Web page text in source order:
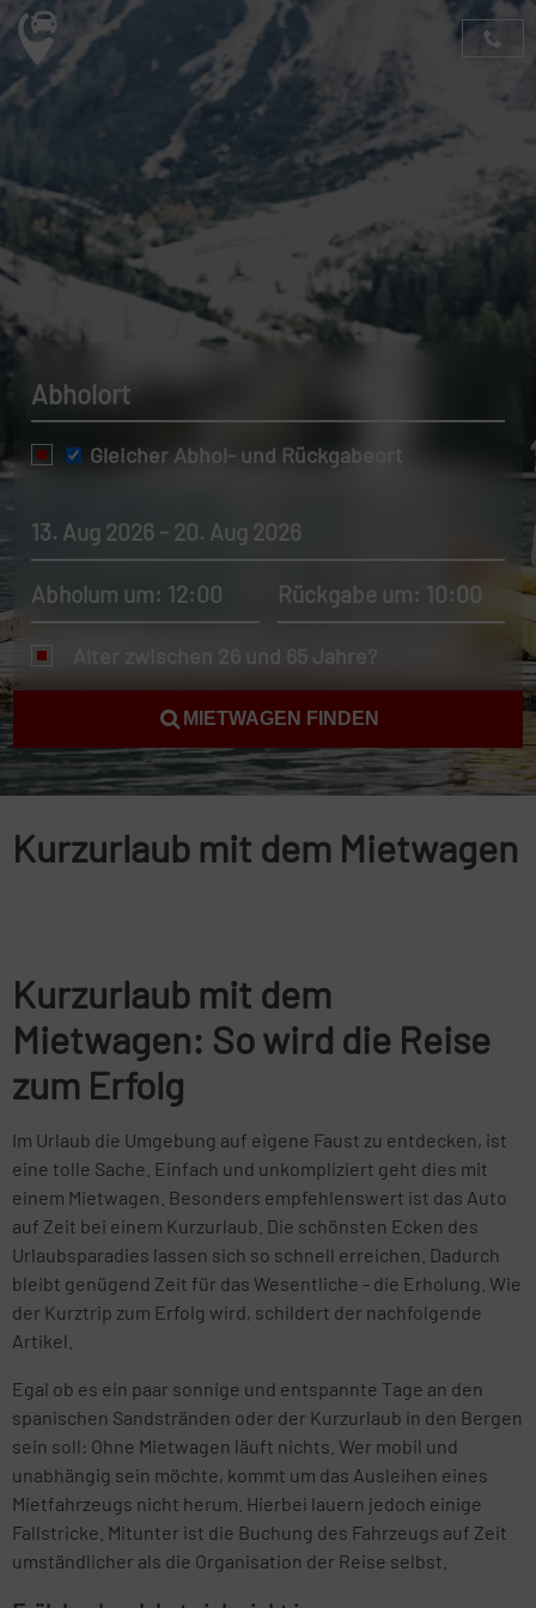
Abholort
Gleicher Abhol- und Rückgabeort
13. Aug 2026 - 20. Aug 2026
Abholum um: 12:00 Rückgabe um: 10:00
Alter zwischen 26 und 65 Jahre?
MIETWAGEN FINDEN
Kurzurlaub mit dem Mietwagen
Kurzurlaub mit dem
Mietwagen: So wird die Reise
zum Erfolg
Im Urlaub die Umgebung auf eigene Faust zu entdecken, ist
eine tolle Sache. Einfach und unkompliziert geht dies mit
einem Mietwagen. Besonders empfehlenswert ist das Auto
auf Zeit bei einem Kurzurlaub. Die schönsten Ecken des
Urlaubsparadies lassen sich so schnell erreichen. Dadurch
bleibt genügend Zeit für das Wesentliche - die Erholung. Wie
der Kurztrip zum Erfolg wird, schildert der nachfolgende
Artikel.
Egal ob es ein paar sonnige und entspannte Tage an den
spanischen Sandstränden oder der Kurzurlaub in den Bergen
sein soll: Ohne Mietwagen läuft nichts. Wer mobil und
unabhängig sein möchte, kommt um das Ausleihen eines
Mietfahrzeugs nicht herum. Hierbei lauern jedoch einige
Fallstricke. Mitunter ist die Buchung des Fahrzeugs auf Zeit
umständlicher als die Organisation der Reise selbst.